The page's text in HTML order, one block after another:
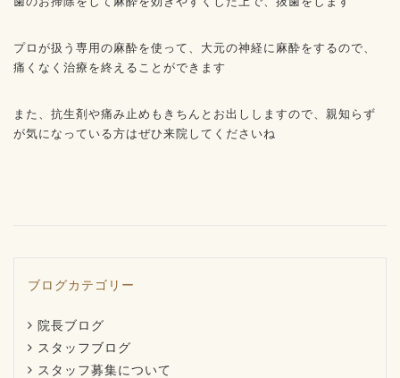
プロが扱う専用の麻酔を使って、大元の神経に麻酔をするので、
痛くなく治療を終えることができます
また、抗生剤や痛み止めもきちんとお出ししますので、親知らず
が気になっている方はぜひ来院してくださいね
ブログカテゴリー
院長ブログ
スタッフブログ
スタッフ募集について